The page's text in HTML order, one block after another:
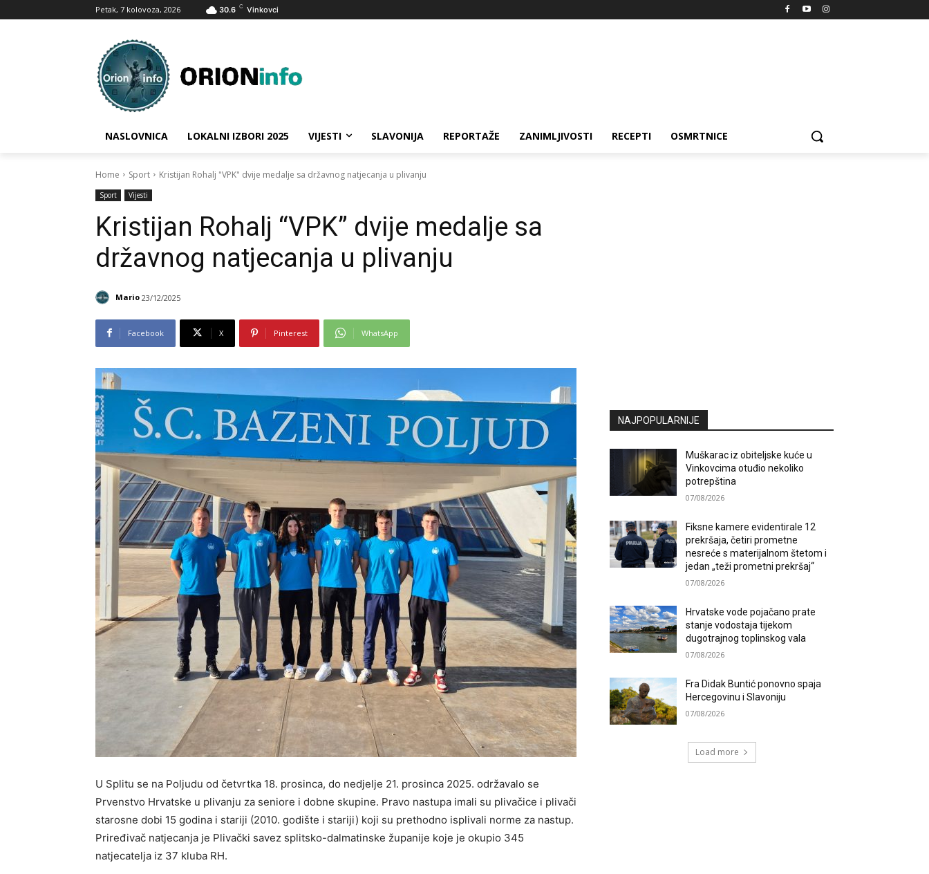
Petak, 7 kolovoza, 2026 30.6 C Vinkovci
NASLOVNICA LOKALNI IZBORI 2025 VIJESTI SLAVONIJA REPORTAŽE ZANIMLJIVOSTI RECEPTI OSMRTNICE
Home Sport Kristijan Rohalj "VPK" dvije medalje sa državnog natjecanja u plivanju
Sport Vijesti
Kristijan Rohalj “VPK” dvije medalje sa
državnog natjecanja u plivanju
Mario 23/12/2025
Facebook X Pinterest WhatsApp
U Splitu se na Poljudu od četvrtka 18. prosinca, do nedjelje 21. prosinca 2025. održavalo se
Prvenstvo Hrvatske u plivanju za seniore i dobne skupine. Pravo nastupa imali su plivačice i plivači
starosne dobi 15 godina i stariji (2010. godište i stariji) koji su prethodno isplivali norme za nastup.
Priređivač natjecanja je Plivački savez splitsko-dalmatinske županije koje je okupio 345
natjecatelja iz 37 kluba RH.
NAJPOPULARNIJE
Muškarac iz obiteljske kuće u
Vinkovcima otuđio nekoliko
potrepština
07/08/2026
Fiksne kamere evidentirale 12
prekršaja, četiri prometne
nesreće s materijalnom štetom i
jedan „teži prometni prekršaj“
07/08/2026
Hrvatske vode pojačano prate
stanje vodostaja tijekom
dugotrajnog toplinskog vala
07/08/2026
Fra Didak Buntić ponovno spaja
Hercegovinu i Slavoniju
07/08/2026
Load more